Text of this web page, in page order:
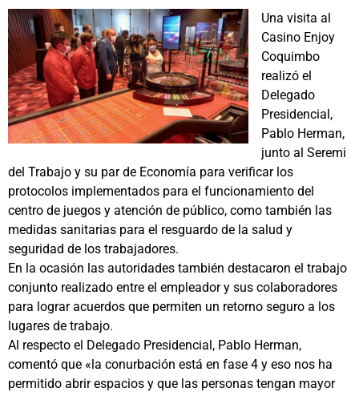
Una visita al
Casino Enjoy
Coquimbo
realizó el
Delegado
Presidencial,
Pablo Herman,
junto al Seremi
del Trabajo y su par de Economía para verificar los
protocolos implementados para el funcionamiento del
centro de juegos y atención de público, como también las
medidas sanitarias para el resguardo de la salud y
seguridad de los trabajadores.
En la ocasión las autoridades también destacaron el trabajo
conjunto realizado entre el empleador y sus colaboradores
para lograr acuerdos que permiten un retorno seguro a los
lugares de trabajo.
Al respecto el Delegado Presidencial, Pablo Herman,
comentó que «la conurbación está en fase 4 y eso nos ha
permitido abrir espacios y que las personas tengan mayor